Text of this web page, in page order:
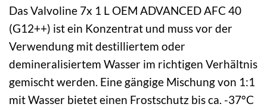
Das Valvoline 7x 1 L OEM ADVANCED AFC 40
(G12++) ist ein Konzentrat und muss vor der
Verwendung mit destilliertem oder
demineralisiertem Wasser im richtigen Verhältnis
gemischt werden. Eine gängige Mischung von 1:1
mit Wasser bietet einen Frostschutz bis ca. -37°C